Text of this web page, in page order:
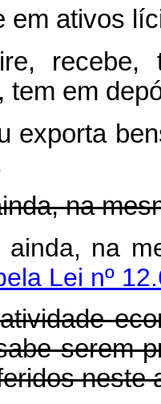
em ativos
recebe,
tem em
exporta
na
Lei nº
serem
neste